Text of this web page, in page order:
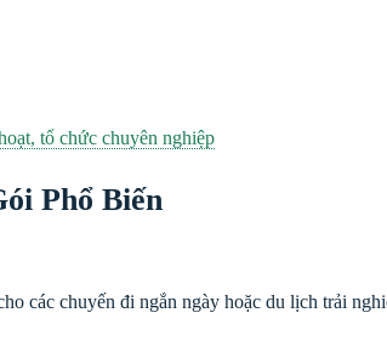
tổ chức chuyên nghiệp
Phổ Biến
các chuyến đi ngắn ngày hoặc du lịch trải